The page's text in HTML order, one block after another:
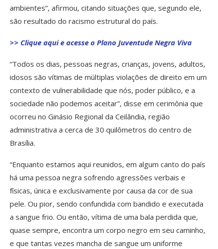
ambientes”, afirmou, citando situações que, segundo ele,
são resultado do racismo estrutural do país.
>> Clique aqui e acesse o Plano Juventude Negra Viva
“Todos os dias, pessoas negras, crianças, jovens, adultos,
idosos são vítimas de múltiplas violações de direito em um
contexto de vulnerabilidade que nós, poder público, e a
sociedade não podemos aceitar”, disse em cerimônia que
ocorreu no Ginásio Regional da Ceilândia, região
administrativa a cerca de 30 quilômetros do centro de
Brasília.
“Enquanto estamos aqui reunidos, em algum canto do país
há uma pessoa negra sofrendo agressões verbais e
físicas, única e exclusivamente por causa da cor de sua
pele. Ou pior, sendo confundida com bandido e executada
a sangue frio. Ou então, vítima de uma bala perdida que,
quase sempre, encontra um corpo negro em seu caminho,
e que tantas vezes mancha de sangue um uniforme